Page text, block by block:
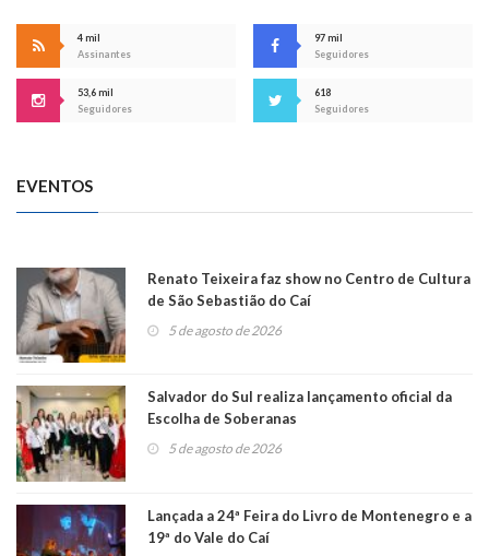
4 mil
Assinantes
97 mil
Seguidores
53,6 mil
Seguidores
618
Seguidores
EVENTOS
Renato Teixeira faz show no Centro de Cultura
de São Sebastião do Caí
5 de agosto de 2026
Salvador do Sul realiza lançamento oficial da
Escolha de Soberanas
5 de agosto de 2026
Lançada a 24ª Feira do Livro de Montenegro e a
19ª do Vale do Caí